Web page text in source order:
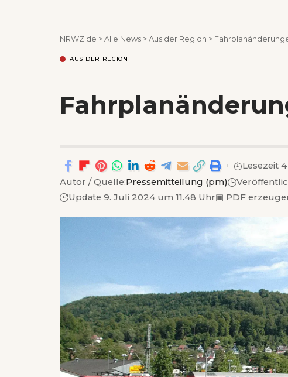
NRWZ.de >Alle News >Aus der Region >
AUS DER REGION
Autor / Quelle:Pressemitteilung (pm)
Update 9. Juli 2024 um 11.48 Uhr▣ PDF
Lesezeit